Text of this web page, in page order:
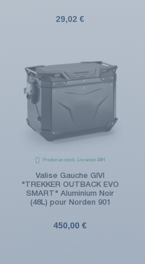
29,02 €
Produit en stock. Livraison 48H
Valise Gauche GIVI
"TREKKER OUTBACK EVO
SMART" Aluminium Noir
(48L) pour Norden 901
450,00 €